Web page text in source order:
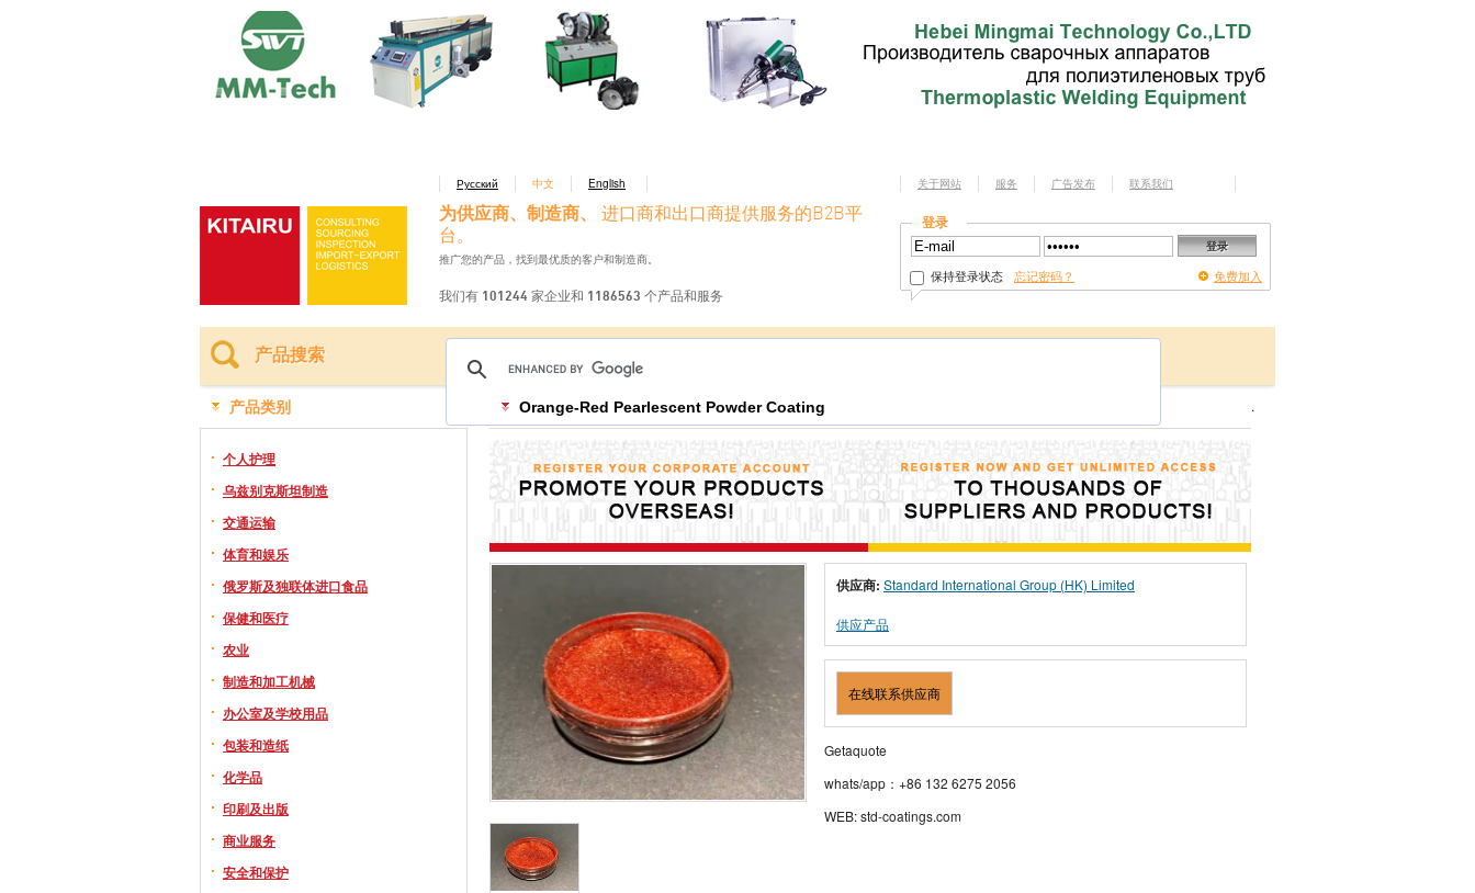
Русский 中文 English
为供应商、制造商、
进口商和出口商提供服务的B2B平
台。
推广您的产品，找到最优质的客户和制造商。
我们有 101244 家企业和 1186563 个产品和服务
关于网站 服务 广告发布 联系我们
登录
保持登录状态 忘记密码？ 免费加入
产品搜索
产品类别
个人护理
乌兹别克斯坦制造
交通运输
体育和娱乐
俄罗斯及独联体进口食品
保健和医疗
农业
制造和加工机械
办公室及学校用品
包装和造纸
化学品
印刷及出版
商业服务
安全和保护
.
Orange-Red Pearlescent Powder Coating
供应商: Standard International Group (HK) Limited
供应产品
在线联系供应商
Getaquote
whats/app：+86 132 6275 2056
WEB: std-coatings.com